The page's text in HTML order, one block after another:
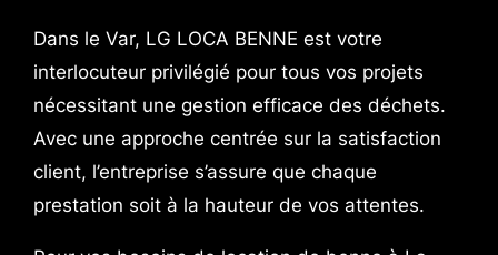
Dans le Var, LG LOCA BENNE est votre
interlocuteur privilégié pour tous vos projets
nécessitant une gestion efficace des déchets.
Avec une approche centrée sur la satisfaction
client, l’entreprise s’assure que chaque
prestation soit à la hauteur de vos attentes.